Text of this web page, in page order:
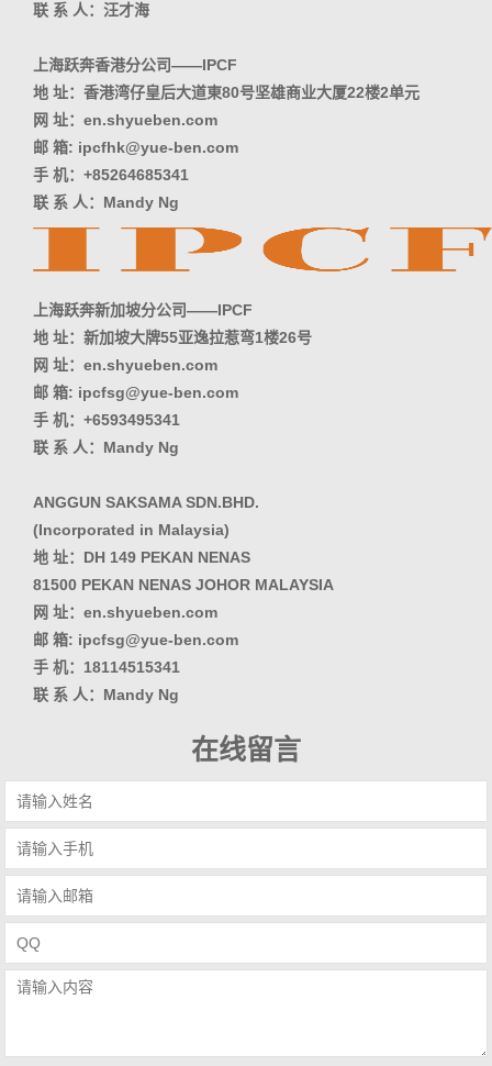
联 系 人：汪才海
上海跃奔香港分公司——IPCF
地 址：香港湾仔皇后大道東80号坚雄商业大厦22楼2单元
网 址：en.shyueben.com
邮 箱: ipcfhk@yue-ben.com
手 机：+85264685341
联 系 人：Mandy Ng
上海跃奔新加坡分公司——IPCF
地 址：新加坡大牌55亚逸拉惹弯1楼26号
网 址：en.shyueben.com
邮 箱: ipcfsg@yue-ben.com
手 机：+6593495341
联 系 人：Mandy Ng
ANGGUN SAKSAMA SDN.BHD.
(Incorporated in Malaysia)
地 址：DH 149 PEKAN NENAS
81500 PEKAN NENAS JOHOR MALAYSIA
网 址：en.shyueben.com
邮 箱: ipcfsg@yue-ben.com
手 机：18114515341
联 系 人：Mandy Ng
在线留言